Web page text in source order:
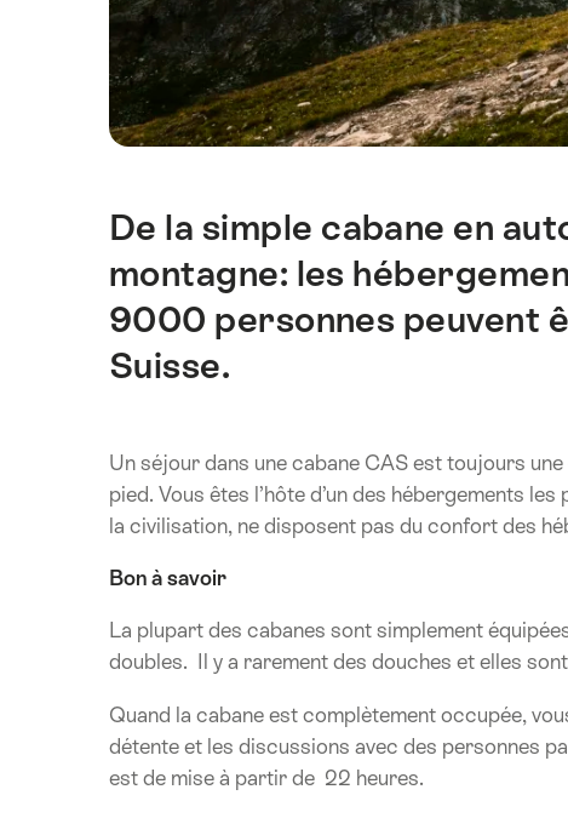
Introduction
De la simple cabane en
montagne: les
9000 personnes peuvent
Suisse.
Un séjour dans une cabane CAS est toujours
pied. Vous êtes l’hôte d’un des hébergements
la civilisation, ne disposent pas du confort des
Bon à savoir
La plupart des cabanes sont simplement
doubles. Il y a rarement des douches et elles
Quand la cabane est complètement occupée,
détente et les discussions avec des personnes
est de mise à partir de 22 heures.